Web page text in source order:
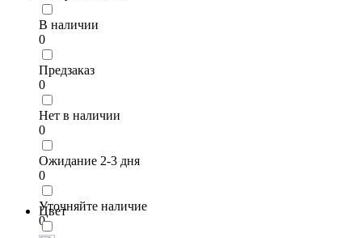
В наличии
0
Предзаказ
0
Нет в наличии
0
Ожидание 2-3 дня
0
Уточняйте наличие
0
Цвет